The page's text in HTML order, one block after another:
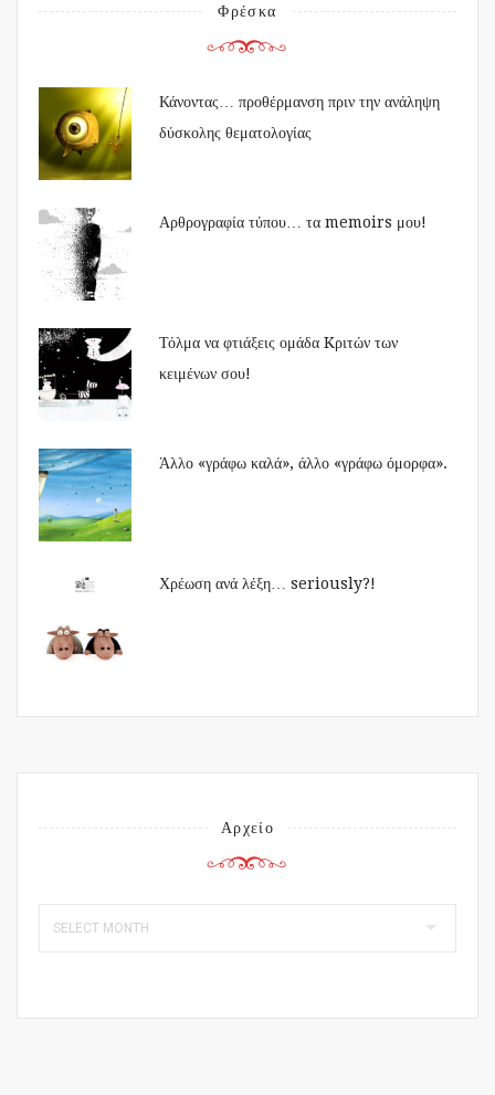
Φρέσκα
Κάνοντας… προθέρμανση πριν την ανάληψη
δύσκολης θεματολογίας
Αρθρογραφία τύπου… τα memoirs μου!
Τόλμα να φτιάξεις ομάδα Kριτών των
κειμένων σου!
Άλλο «γράφω καλά», άλλο «γράφω όμορφα».
Χρέωση ανά λέξη… seriously?!
Αρχείο